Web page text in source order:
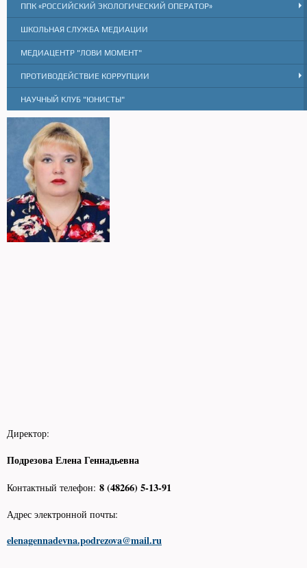
ППК «РОССИЙСКИЙ ЭКОЛОГИЧЕСКИЙ ОПЕРАТОР»
ШКОЛЬНАЯ СЛУЖБА МЕДИАЦИИ
МЕДИАЦЕНТР "ЛОВИ МОМЕНТ"
ПРОТИВОДЕЙСТВИЕ КОРРУПЦИИ
НАУЧНЫЙ КЛУБ "ЮНИСТЫ"
Директор:
Подрезова Елена Геннадьевна
Контактный телефон: 8 (48266) 5-13-91
Адрес электронной почты:
elenagennadevna.podrezova@mail.ru